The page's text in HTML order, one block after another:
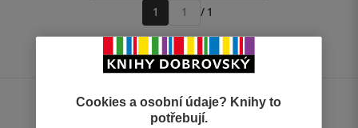
1
Přejít
na
stránku
/ 1
Cookies a osobní údaje? Knihy to
potřebují.